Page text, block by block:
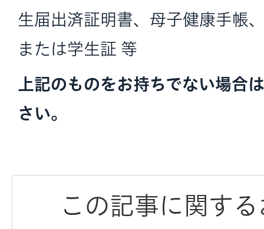
生届出済証明書、母子健康手帳
または学生証 等
上記のものをお持ちでない場合
さい。
この記事に関す